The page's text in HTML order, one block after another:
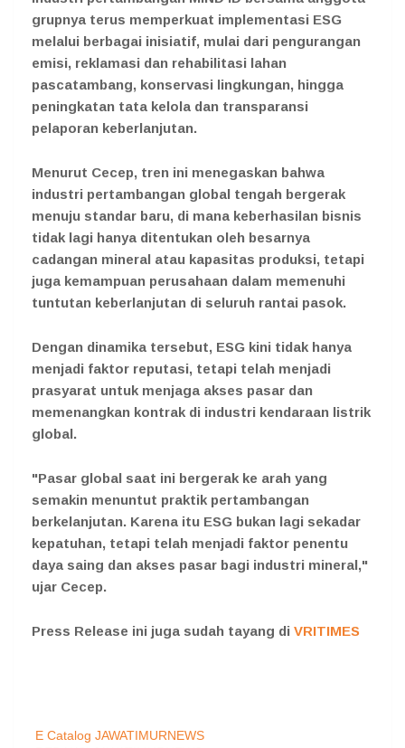
grupnya terus memperkuat implementasi ESG
melalui berbagai inisiatif, mulai dari pengurangan
emisi, reklamasi dan rehabilitasi lahan
pascatambang, konservasi lingkungan, hingga
peningkatan tata kelola dan transparansi
pelaporan keberlanjutan.
Menurut Cecep, tren ini menegaskan bahwa
industri pertambangan global tengah bergerak
menuju standar baru, di mana keberhasilan bisnis
tidak lagi hanya ditentukan oleh besarnya
cadangan mineral atau kapasitas produksi, tetapi
juga kemampuan perusahaan dalam memenuhi
tuntutan keberlanjutan di seluruh rantai pasok.
Dengan dinamika tersebut, ESG kini tidak hanya
menjadi faktor reputasi, tetapi telah menjadi
prasyarat untuk menjaga akses pasar dan
memenangkan kontrak di industri kendaraan listrik
global.
"Pasar global saat ini bergerak ke arah yang
semakin menuntut praktik pertambangan
berkelanjutan. Karena itu ESG bukan lagi sekadar
kepatuhan, tetapi telah menjadi faktor penentu
daya saing dan akses pasar bagi industri mineral,"
ujar Cecep.
Press Release ini juga sudah tayang di VRITIMES
E Catalog JAWATIMURNEWS